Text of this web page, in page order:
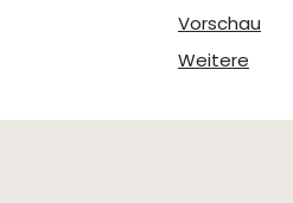
Vorschau
Weitere